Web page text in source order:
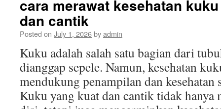
cara merawat kesehatan
dan cantik
Posted on July 1, 2026byadmin
Kuku adalah salah satu bagian dari
dianggap sepele. Namun, kesehatan
mendukung penampilan dan kesehatan
Kuku yang kuat dan cantik tidak hanya